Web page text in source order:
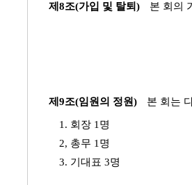
제8조(가입 및 탈퇴) 본 회의
제9조(임원의 정원) 본 회는
1. 회장 1명
2, 총무 1명
3. 기대표 3명